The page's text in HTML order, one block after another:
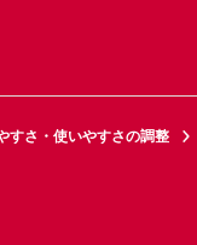
すさ・使いやすさの調整